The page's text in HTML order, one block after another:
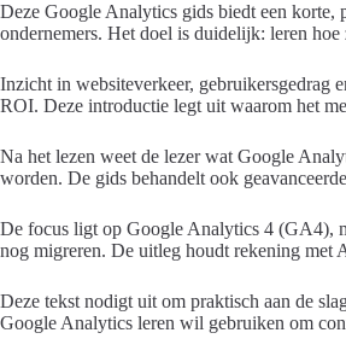
Deze Google Analytics gids biedt een korte,
ondernemers. Het doel is duidelijk: leren
Inzicht in websiteverkeer, gebruikersgedrag
ROI. Deze introductie legt uit waarom het
Na het lezen weet de lezer wat Google
worden. De gids behandelt ook
De focus ligt op Google Analytics 4 (GA4),
nog migreren. De uitleg houdt rekening met
Deze tekst nodigt uit om praktisch aan de
Google Analytics leren wil gebruiken om